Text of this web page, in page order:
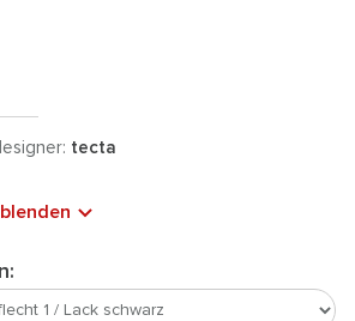
tecta